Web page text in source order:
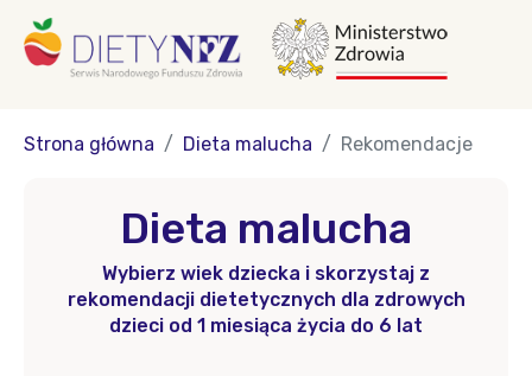
Strona główna Dieta malucha Rekomendacje
Dieta malucha
Wybierz wiek dziecka i skorzystaj z
rekomendacji dietetycznych dla zdrowych
dzieci od 1 miesiąca życia do 6 lat